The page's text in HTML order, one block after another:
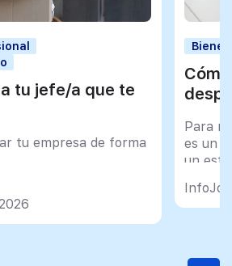
tu jefe/a que te
tu empresa de forma
Para
es un
un